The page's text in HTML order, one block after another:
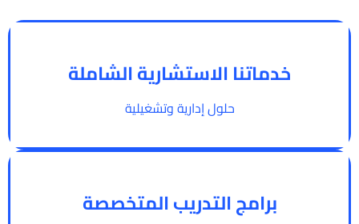
خدماتنا الاستشارية الشاملة
حلول إدارية وتشغيلية
برامج التدريب المتخصصة